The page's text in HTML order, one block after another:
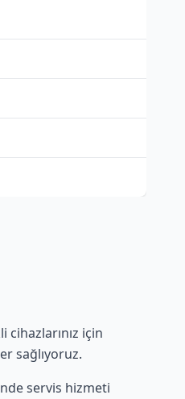
için
sağlıyoruz.
servis hizmeti